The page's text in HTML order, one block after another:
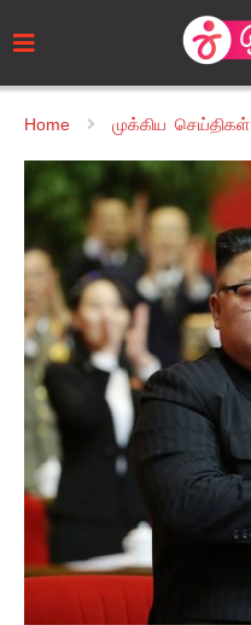
Home முக்கிய செய்திகள்